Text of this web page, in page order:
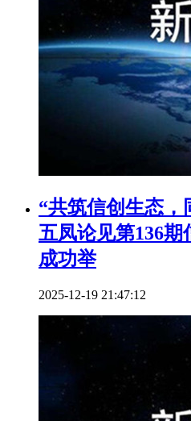
“共筑信创生态
五凤论见第136
成功举
2025-12-19 21:47:12